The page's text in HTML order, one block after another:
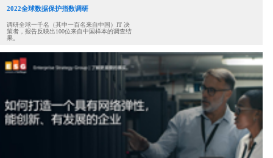
2022全球数据保护指数调研
调研全球一千名（其中一百名来自中国）IT 决
策者，报告反映出100位来自中国样本的调查结
果。